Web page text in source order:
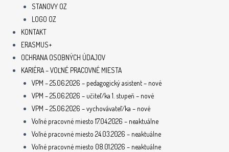
STANOVY OZ
LOGO OZ
KONTAKT
ERASMUS+
OCHRANA OSOBNÝCH ÚDAJOV
KARIÉRA – VOĽNÉ PRACOVNÉ MIESTA
VPM – 25.06.2026 – pedagogický asistent – nové
VPM – 25.06.2026 – učiteľ/ka 1. stupeň – nové
VPM – 25.06.2026 – vychovávateľ/ka – nové
Voľné pracovné miesto 17.04.2026 – neaktuálne
Voľné pracovné miesto 24.03.2026 – neaktuálne
Voľné pracovné miesto 08.01.2026 – neaktuálne